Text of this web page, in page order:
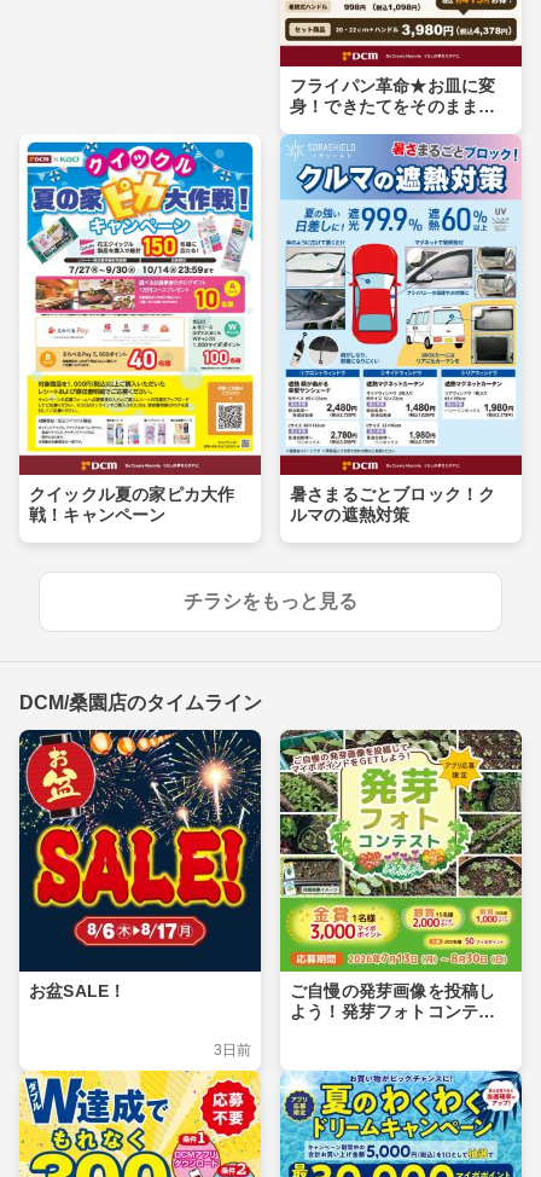
フライパン革命★お皿に変
身！できたてをそのまま食
クイックル夏の家ピカ大作
戦！キャンペーン
暑さまるごとブロック！ク
ルマの遮熱対策
チラシをもっと見る
DCM/桑園店のタイムライン
お盆SALE！
3日前
ご自慢の発芽画像を投稿し
よう！発芽フォトコンテス